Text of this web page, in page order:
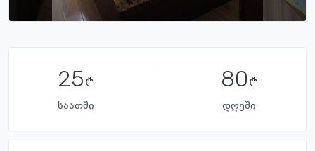
25
საათში
80
დღეში